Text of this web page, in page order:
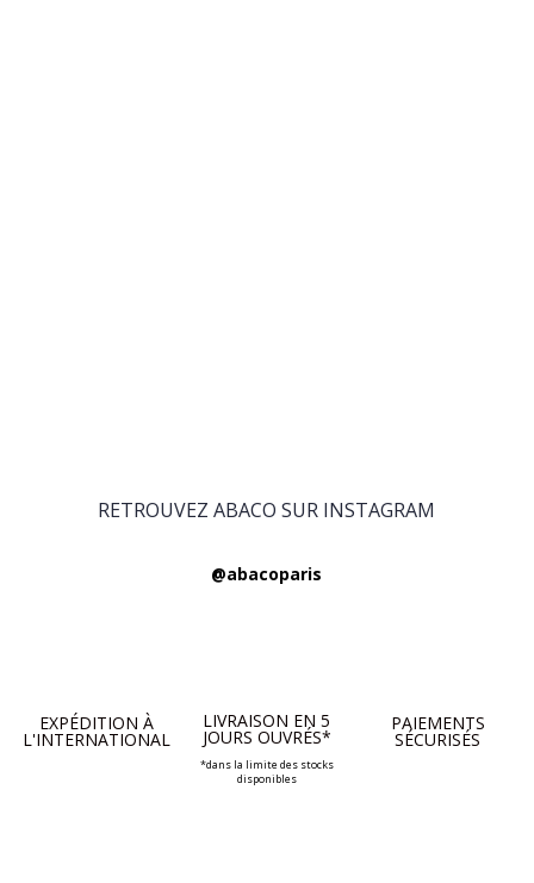
RETROUVEZ ABACO SUR INSTAGRAM
@abacoparis
EXPÉDITION À
L'INTERNATIONAL
LIVRAISON EN 5
JOURS OUVRÉS*
*dans la limite des stocks
disponibles
PAIEMENTS
SÉCURISÉS